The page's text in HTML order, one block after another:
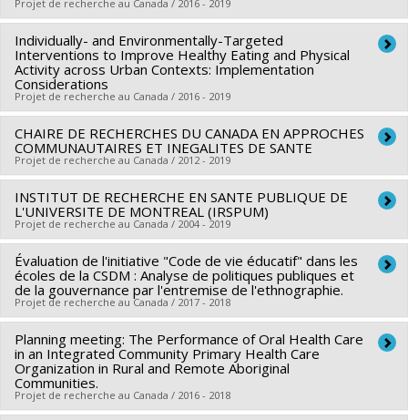
catalyseur
Mylene Riva
Sources de financement :
IRSC/Instituts de recherche en
santé du Canada
Programmes de subvention :PVXXXXXX-(PJT) Subvention
Projet
Projet de recherche au Canada / 2016 - 2019
Chercheur principal : Elham Emami
Co-chercheurs : Louise Potvin,Marie-Pierre Bousquet
Félix Girard,Christopher Bedos
Couturier,Christine Loignon,Mary Ellen Macdonald,Vivian
RAMSDEN, Christopher Fletcher,Aimée Brennan Dawson
Sources de financement :IRSC/Instituts de recherche en
santé du Canada
Programmes de subvention :PVXX5647-(MOP) Subvention
de fonctionnement incluant les subventions de
fonctionnement programmatiques (général)
Individually- and Environmentally-Targeted
Interventions to Improve Healthy Eating and Physical
Activity across Urban Contexts: Implementation
Considerations
Projet de recherche au Canada / 2016 - 2019
Chercheur principal : Lise Gauvin
Co-chercheurs : Louise Potvin,Marie-France Raynault
Kestens,Marie-Hélène Mayrand,Geetanjali Datta,
Nazeem MUHAJARINE
Sources de financement :IRSC/Instituts de recherche en
santé du Canada
Programmes de subvention :PVXXXXXX-(PJT) Subvention
Projet
CHAIRE DE RECHERCHES DU CANADA EN APPROCHES
COMMUNAUTAIRES ET INEGALITES DE SANTE
Projet de recherche au Canada / 2012 - 2019
Chercheur principal : Louise Potvin
Sources de financement :SPIIE/Secrétariat des
programmes interorganismes à l’intention des
établissements
Programmes de subvention :PVX50399-Chaires de
recherche du Canada
INSTITUT DE RECHERCHE EN SANTE PUBLIQUE DE
L'UNIVERSITE DE MONTREAL (IRSPUM)
Projet de recherche au Canada / 2004 - 2019
Chercheur principal : Lucie Richard ,Louise Potvin
Sources de financement :FRQS/Fonds de recherche du
Québec - Santé (FRSQ)
Programmes de subvention :
PVXXXXXX-Subvention de
groupe de recherche
Évaluation de l'initiative "Code de vie éducatif" dans les
écoles de la CSDM : Analyse de politiques publiques et
de la gouvernance par l'entremise de l'ethnographie.
Projet de recherche au Canada / 2017 - 2018
Chercheur principal : Louise Potvin
Co-chercheurs : Robert Bastien
Sources de financement :
Services sociaux
Planning meeting: The Performance of Oral Health Care
in an Integrated Community Primary Health Care
Organization in Rural and Remote Aboriginal
Communities.
Projet de recherche au Canada / 2016 - 2018